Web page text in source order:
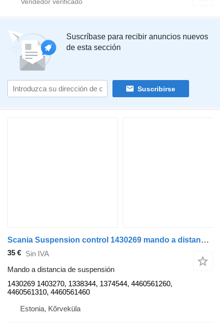
Suscríbase para recibir anuncios nuevos
de esta sección
Suscribirse
Scania Suspension control 1430269 mando a distancia de suspensión para Scania R420 cabeza tractora
35 € Sin IVA
Mando a distancia de suspensión
1430269 1403270, 1338344, 1374544, 4460561260,
4460561310, 4460561460
Estonia, Kõrveküla